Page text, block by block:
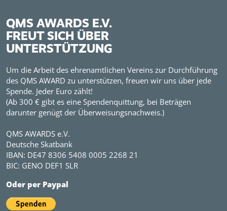
QMS AWARDS E.V.
FREUT SICH ÜBER
UNTERSTÜTZUNG
Um die Arbeit des ehrenamtlichen Vereins zur Durchführung
des QMS AWARD zu unterstützen, freuen wir uns über jede
Spende. Jeder Euro zählt!
(Ab 300 € gibt es eine Spendenquittung, bei Beträgen
darunter genügt der Überweisungsnachweis.)
QMS AWARDS e.V.
Deutsche Skatbank
IBAN: DE47 8306 5408 0005 2268 21
BIC: GENO DEF1 SLR
Oder per Paypal